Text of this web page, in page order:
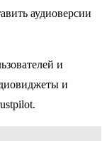
аудиоверсии
и
и